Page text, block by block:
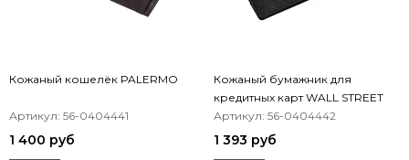
Кожаный кошелёк PALERMO
Артикул: 56-0404441
1 400 руб
Кожаный бумажник для
кредитных карт WALL STREET
Артикул: 56-0404442
1 393 руб